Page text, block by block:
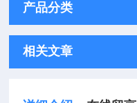
产品分类
相关文章